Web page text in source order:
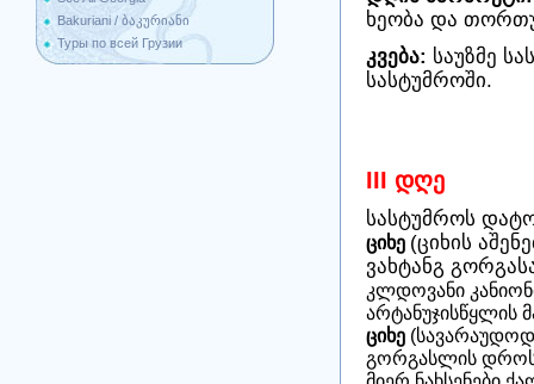
Bakuriani / ბაკურიანი
Туры по всей Грузии
ხეობა და
კვება: საუზმე
სასტუმროში.
III დღე
სასტუმროს
ციხე (ციხის
ვახტანგ
კლდოვანი
არტანუჯისწყლის
ციხე (სავარაუდოდ
გორგასლის დროს,